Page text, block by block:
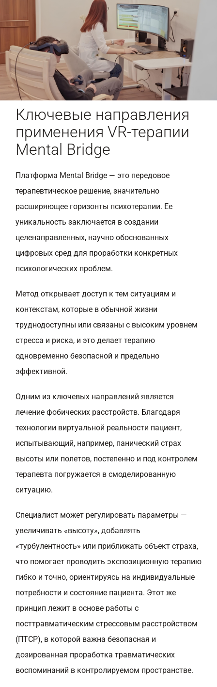
Ключевые направления
применения VR-терапии
Mental Bridge
Платформа Mental Bridge — это передовое
терапевтическое решение, значительно
расширяющее горизонты психотерапии. Ее
уникальность заключается в создании
целенаправленных, научно обоснованных
цифровых сред для проработки конкретных
психологических проблем.
Метод открывает доступ к тем ситуациям и
контекстам, которые в обычной жизни
труднодоступны или связаны с высоким уровнем
стресса и риска, и это делает терапию
одновременно безопасной и предельно
эффективной.
Одним из ключевых направлений является
лечение фобических расстройств. Благодаря
технологии виртуальной реальности пациент,
испытывающий, например, панический страх
высоты или полетов, постепенно и под контролем
терапевта погружается в смоделированную
ситуацию.
Специалист может регулировать параметры —
увеличивать «высоту», добавлять
«турбулентность» или приближать объект страха,
что помогает проводить экспозиционную терапию
гибко и точно, ориентируясь на индивидуальные
потребности и состояние пациента. Этот же
принцип лежит в основе работы с
посттравматическим стрессовым расстройством
(ПТСР), в которой важна безопасная и
дозированная проработка травматических
воспоминаний в контролируемом пространстве.